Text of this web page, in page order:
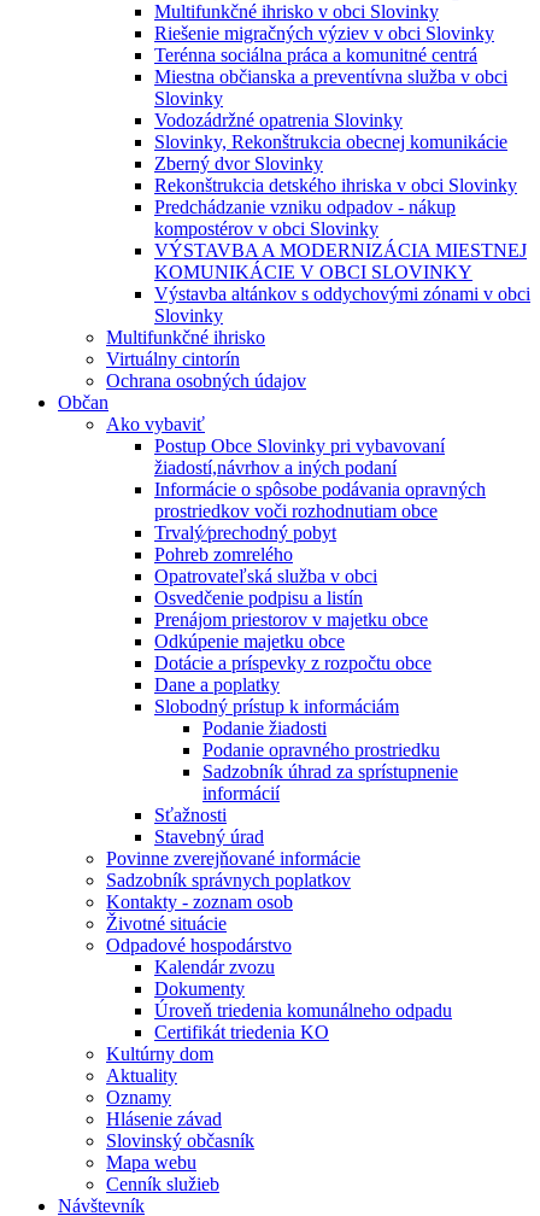
Multifunkčné ihrisko v obci Slovinky
Riešenie migračných výziev v obci Slovinky
Terénna sociálna práca a komunitné centrá
Miestna občianska a preventívna služba v obci
Slovinky
Vodozádržné opatrenia Slovinky
Slovinky, Rekonštrukcia obecnej komunikácie
Zberný dvor Slovinky
Rekonštrukcia detského ihriska v obci Slovinky
Predchádzanie vzniku odpadov - nákup
kompostérov v obci Slovinky
VÝSTAVBA A MODERNIZÁCIA MIESTNEJ
KOMUNIKÁCIE V OBCI SLOVINKY
Výstavba altánkov s oddychovými zónami v obci
Slovinky
Multifunkčné ihrisko
Virtuálny cintorín
Ochrana osobných údajov
Občan
Ako vybaviť
Postup Obce Slovinky pri vybavovaní
žiadostí,návrhov a iných podaní
Informácie o spôsobe podávania opravných
prostriedkov voči rozhodnutiam obce
Trvalý⁄prechodný pobyt
Pohreb zomrelého
Opatrovateľská služba v obci
Osvedčenie podpisu a listín
Prenájom priestorov v majetku obce
Odkúpenie majetku obce
Dotácie a príspevky z rozpočtu obce
Dane a poplatky
Slobodný prístup k informáciám
Podanie žiadosti
Podanie opravného prostriedku
Sadzobník úhrad za sprístupnenie
informácií
Sťažnosti
Stavebný úrad
Povinne zverejňované informácie
Sadzobník správnych poplatkov
Kontakty - zoznam osob
Životné situácie
Odpadové hospodárstvo
Kalendár zvozu
Dokumenty
Úroveň triedenia komunálneho odpadu
Certifikát triedenia KO
Kultúrny dom
Aktuality
Oznamy
Hlásenie závad
Slovinský občasník
Mapa webu
Cenník služieb
Návštevník